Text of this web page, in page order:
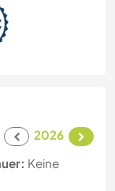
2026
Keine